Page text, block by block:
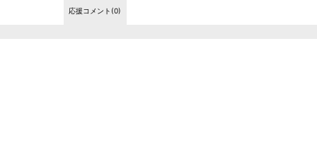
応援コメント(0)